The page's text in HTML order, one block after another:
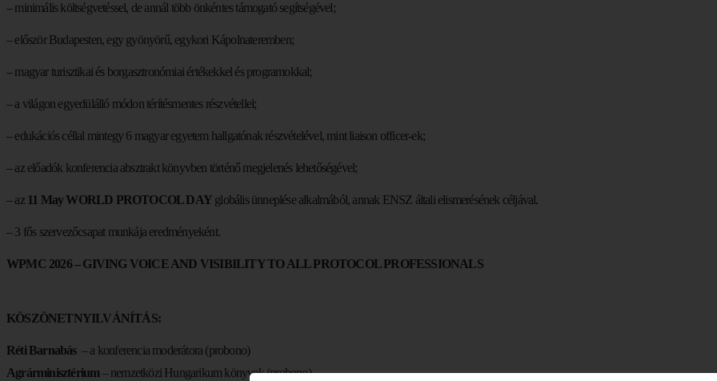
– minimális költségvetéssel, de annál több önkéntes támogató segítségével;
– először Budapesten, egy gyönyörű, egykori Kápolnateremben;
– magyar turisztikai és borgasztronómiai értékekkel és programokkal;
– a világon egyedülálló módon térítésmentes részvétellel;
– edukációs céllal mintegy 6 magyar egyetem hallgatónak részvételével, mint liaison officer-ek;
– az előadók konferencia absztrakt könyvben történő megjelenés lehetőségével;
– az 11 May WORLD PROTOCOL DAY globális ünneplése alkalmából, annak ENSZ általi elismerésének céljával.
– 3 fős szervezőcsapat munkája eredményeként.
WPMC 2026 – GIVING VOICE AND VISIBILITY TO ALL PROTOCOL PROFESSIONALS
KÖSZÖNETNYILVÁNÍTÁS:
Réti Barnabás– a konferencia moderátora (probono)
Agrárminisztérium – nemzetközi Hungarikum könyvek (probono)